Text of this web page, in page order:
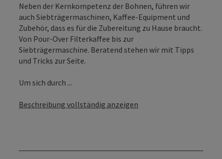
Neben der Kernkompetenz der Bohnen, führen wir
auch Siebträgermaschinen, Kaffee-Equipment und
Zubehör, dass es für die Zubereitung zu Hause braucht.
Von Pour-Over Filterkaffee bis zur
Siebträgermaschine. Beratend stehen wir mit Tipps
und Tricks zur Seite.
Um sich durch ...
Beschreibung vollständig anzeigen